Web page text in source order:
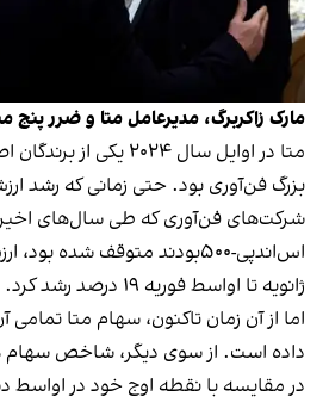
مارک زاکربرگ، مدیرعامل متا و ضرر پنج
متا در اوایل سال ۲۰۲۴
بزرگ فن‌آوری بود. حتی زمانی که رشد
شرکت‌های فن‌آوری که طی سال‌های
اس‌اندپی-۵۰۰بودند متوقف شده
ژانویه تا اواسط فوریه ۱۹ درصد رشد کرد.
اما از آن زمان تاکنون، سهام متا تمامی
داده است. از سوی دیگر، شاخص سهام